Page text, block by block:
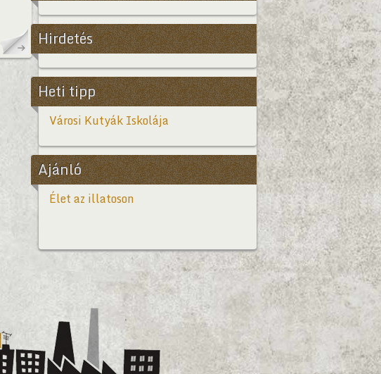
Hirdetés
Heti tipp
Városi Kutyák Iskolája
Ajánló
Élet az illatoson